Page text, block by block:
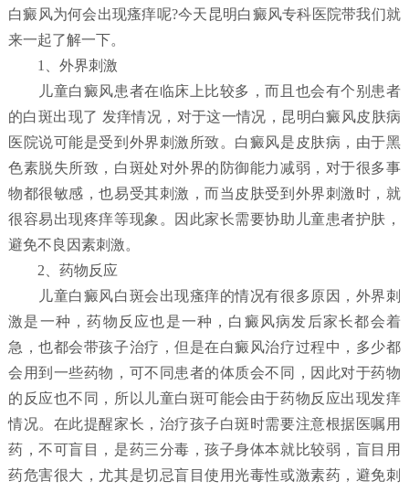
白癜风为何会出现瘙痒呢?今天昆明白癜风专科医院带我们就
来一起了解一下。
1、外界刺激
儿童白癜风患者在临床上比较多，而且也会有个别患者
的白斑出现了 发痒情况，对于这一情况，昆明白癜风皮肤病
医院说可能是受到外界刺激所致。白癜风是皮肤病，由于黑
色素脱失所致，白斑处对外界的防御能力减弱，对于很多事
物都很敏感，也易受其刺激，而当皮肤受到外界刺激时，就
很容易出现疼痒等现象。因此家长需要协助儿童患者护肤，
避免不良因素刺激。
2、药物反应
儿童白癜风白斑会出现瘙痒的情况有很多原因，外界刺
激是一种，药物反应也是一种，白癜风病发后家长都会着
急，也都会带孩子治疗，但是在白癜风治疗过程中，多少都
会用到一些药物，可不同患者的体质会不同，因此对于药物
的反应也不同，所以儿童白斑可能会由于药物反应出现发痒
情况。在此提醒家长，治疗孩子白斑时需要注意根据医嘱用
药，不可盲目，是药三分毒，孩子身体本就比较弱，盲目用
药危害很大，尤其是切忌盲目使用光毒性或激素药，避免刺